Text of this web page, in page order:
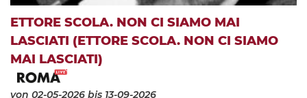
ETTORE SCOLA. NON CI SIAMO MAI
LASCIATI (ETTORE SCOLA. NON CI SIAMO
MAI LASCIATI)
von 02-05-2026 bis 13-09-2026